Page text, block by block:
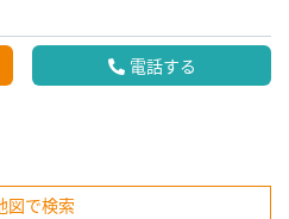
電話する
図で検索